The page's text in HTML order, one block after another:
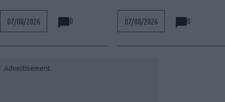
07/08/2026 0 07/08/2026 0